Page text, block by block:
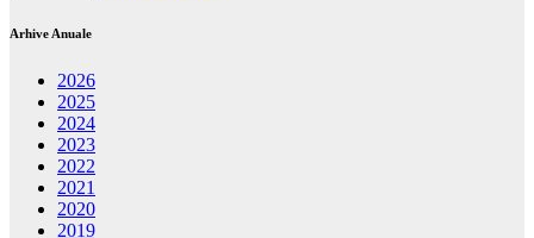
Arhive Anuale
2026
2025
2024
2023
2022
2021
2020
2019